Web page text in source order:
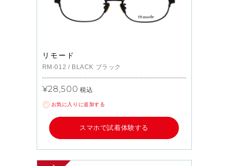
リモード
RM-012 / BLACK ブラック
¥28,500 税込
お気に入りに追加する
スマホで試着体験する